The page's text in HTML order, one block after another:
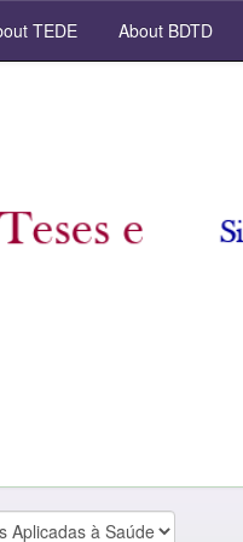
TEDE About BDTD